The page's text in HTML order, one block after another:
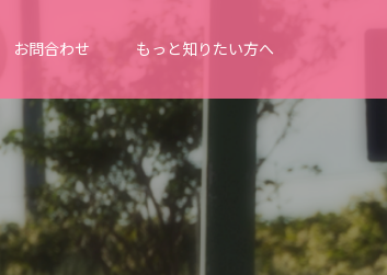
お問合わせ もっと知りたい方へ